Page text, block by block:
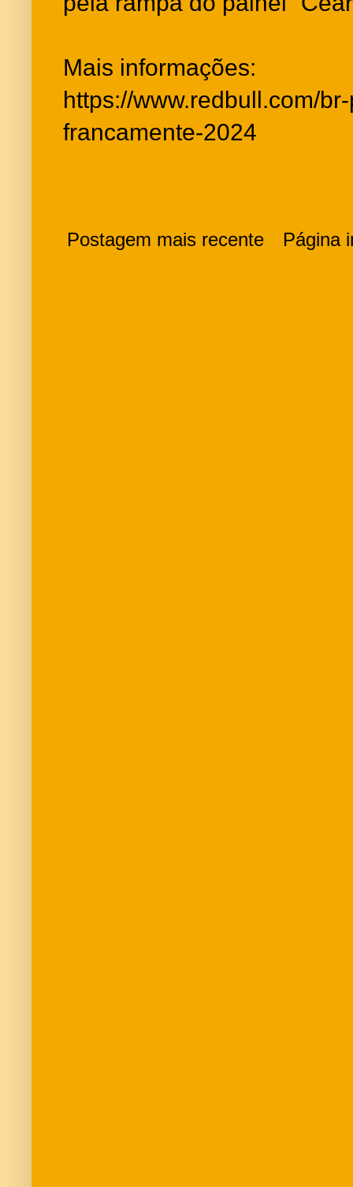
Mais informações:
https://www.redbull.com/
francamente-2024
Postagem mais recente Página